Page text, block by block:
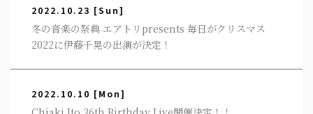
2022.10.23 [Sun]
冬の音楽の祭典 エアトリpresents 毎日がクリスマス
2022に伊藤千晃の出演が決定！
2022.10.10 [Mon]